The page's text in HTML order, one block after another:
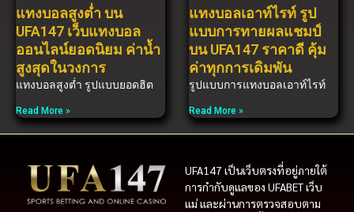
แทงบอลสูงต่ำ บน
UFA147 เว็บแทงบอล
ออนไลน์ยอดนิยม ค่าน้ำ
สูงสุดในวงการ
แทงบอลสูงต่ำ รูปแบบยอดฮิต
Read More »
แทงบอลเอาท์ไรท์ รูป
แบบการทายผลแชมป์
บน UFA147 ราคาดี คุ้ม
ค่าทุกการเดิมพัน
รูปแบบการแทงบอลเอาท์ไรท์
Read More »
UFA147 เป็นเว็บตรงที่อยู่ภายใต้
การกำกับดูแลของ UFABET เว็บ
แม่ และผ่านการตรวจสอบตาม